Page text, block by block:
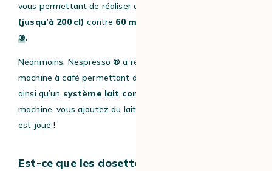
vous permettant de réaliser des boissons
(jusqu’à 200 cl) contre 60 maximum
®.
Néanmoins, Nespresso ® a récemment sorti une nouvelle
machine à café permettant d’avoir de grandes tasses,
ainsi qu’un système lait compatible
machine, vous ajoutez du lait frais dedans et hop le tour
est joué !
Est-ce que les dosettes